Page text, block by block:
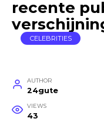
recente
CELEBRITIES
AUTHOR
24gute
VIEWS
43